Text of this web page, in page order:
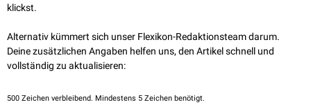
klickst.
Alternativ kümmert sich unser Flexikon-Redaktionsteam darum.
Deine zusätzlichen Angaben helfen uns, den Artikel schnell und
vollständig zu aktualisieren:
500 Zeichen verbleibend. Mindestens 5 Zeichen benötigt.